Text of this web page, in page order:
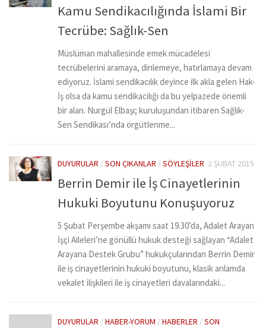
Kamu Sendikacılığında İslami Bir
Tecrübe: Sağlık-Sen
Müslüman mahallesinde emek mücadelesi
tecrübelerini aramaya, dinlemeye, hatırlamaya devam
ediyoruz. İslami sendikacılık deyince ilk akla gelen Hak-
İş olsa da kamu sendikacılığı da bu yelpazede önemli
bir alan. Nurgül Elbaşı; kuruluşundan itibaren Sağlık-
Sen Sendikası’nda örgütlenme...
DUYURULAR /SON ÇIKANLAR /SÖYLEŞILER 2 ŞUBAT 2015
Berrin Demir ile İş Cinayetlerinin
Hukuki Boyutunu Konuşuyoruz
5 Şubat Perşembe akşamı saat 19.30’da, Adalet Arayan
İşçi Aileleri’ne gönüllü hukuk desteği sağlayan “Adalet
Arayana Destek Grubu” hukukçularından Berrin Demir
ile iş cinayetlerinin hukuki boyutunu, klasik anlamda
vekalet ilişkileri ile iş cinayetleri davalarındaki...
DUYURULAR /HABER-YORUM /HABERLER /SON